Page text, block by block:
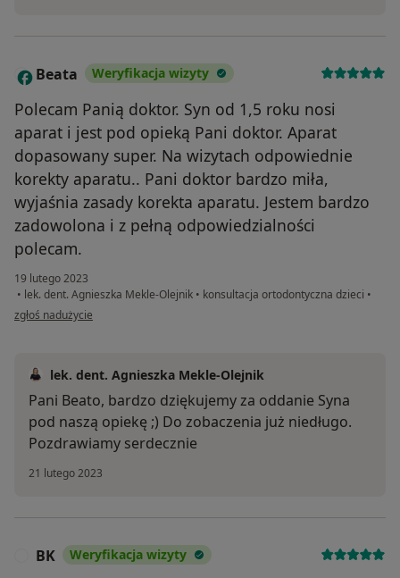
B Beata Weryfikacja wizyty
Polecam Panią doktor. Syn od 1,5 roku nosi
aparat i jest pod opieką Pani doktor. Aparat
dopasowany super. Na wizytach odpowiednie
korekty aparatu.. Pani doktor bardzo miła,
wyjaśnia zasady korekta aparatu. Jestem bardzo
zadowolona i z pełną odpowiedzialności
polecam.
19 lutego 2023
• lek. dent. Agnieszka Mekle-Olejnik • konsultacja ortodontyczna dzieci •
w opinii użytkownika Beata
zgłoś nadużycie
lek. dent. Agnieszka Mekle-Olejnik
Pani Beato, bardzo dziękujemy za oddanie Syna
pod naszą opiekę ;) Do zobaczenia już niedługo.
Pozdrawiamy serdecznie
21 lutego 2023
BK Weryfikacja wizyty